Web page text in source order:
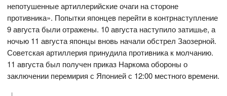
непотушенные артиллерийские очаги на стороне
противника». Попытки японцев перейти в контрнаступление
9 августа были отражены. 10 августа наступило затишье, а
ночью 11 августа японцы вновь начали обстрел Заозерной.
Советская артиллерия принудила противника к молчанию.
11 августа был получен приказ Наркома обороны о
заключении перемирия с Японией с 12:00 местного времени.